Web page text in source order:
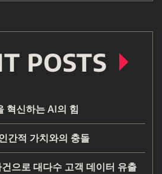
POSTS
신하는 AI의 힘
간적 가치와의 충돌
으로 대다수 고객 데이터 유출